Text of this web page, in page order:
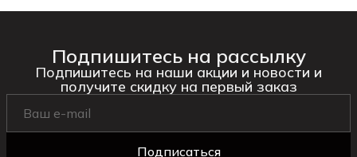
Подпишитесь на рассылку
Подпишитесь на наши акции и новости и
получите скидку на первый заказ
Подписаться